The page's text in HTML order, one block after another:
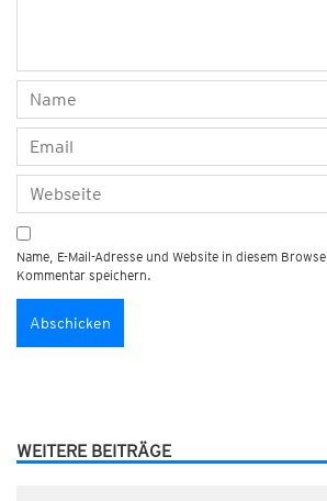
Name, E-Mail-Adresse und Website in diesem
Kommentar speichern.
WEITERE BEITRÄGE